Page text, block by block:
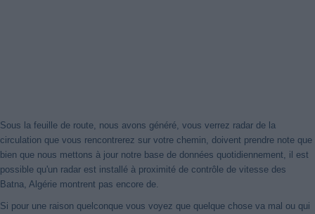
Sous la feuille de route, nous avons généré, vous verrez radar de la
circulation que vous rencontrerez sur votre chemin, doivent prendre note que
bien que nous mettons à jour notre base de données quotidiennement, il est
possible qu'un radar est installé à proximité de contrôle de vitesse des
Batna, Algérie montrent pas encore de.
Si pour une raison quelconque vous voyez que quelque chose va mal ou qui